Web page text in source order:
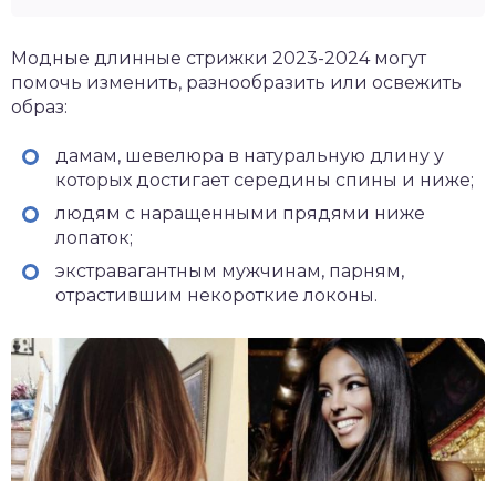
Модные длинные стрижки 2023-2024 могут
помочь изменить, разнообразить или освежить
образ:
дамам, шевелюра в натуральную длину у
которых достигает середины спины и ниже;
людям с наращенными прядями ниже
лопаток;
экстравагантным мужчинам, парням,
отрастившим некороткие локоны.